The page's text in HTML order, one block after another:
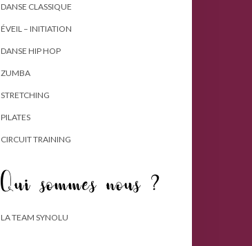
DANSE CLASSIQUE
ÉVEIL – INITIATION
DANSE HIP HOP
ZUMBA
STRETCHING
PILATES
CIRCUIT TRAINING
Qui sommes nous ?
LA TEAM SYNOLU